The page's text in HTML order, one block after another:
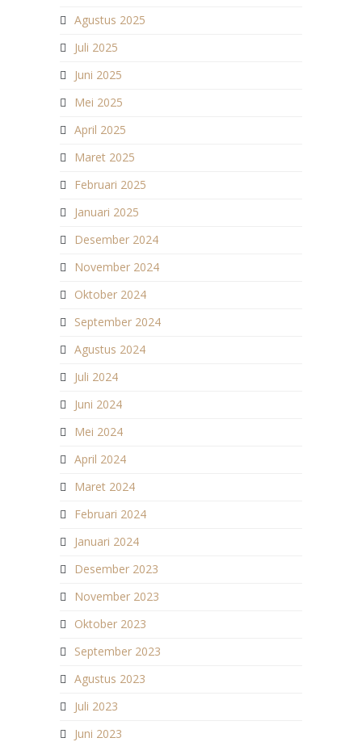
Agustus 2025
Juli 2025
Juni 2025
Mei 2025
April 2025
Maret 2025
Februari 2025
Januari 2025
Desember 2024
November 2024
Oktober 2024
September 2024
Agustus 2024
Juli 2024
Juni 2024
Mei 2024
April 2024
Maret 2024
Februari 2024
Januari 2024
Desember 2023
November 2023
Oktober 2023
September 2023
Agustus 2023
Juli 2023
Juni 2023